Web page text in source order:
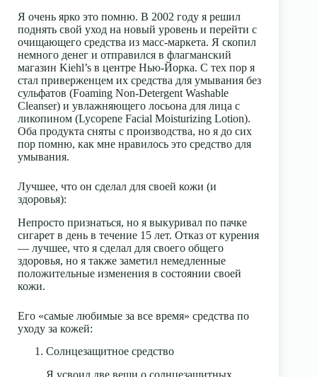
Я очень ярко это помню. В 2002 году я решил
поднять свой уход на новый уровень и перейти с
очищающего средства из масс-маркета. Я скопил
немного денег и отправился в флагманский
магазин Kiehl’s в центре Нью-Йорка. С тех пор я
стал приверженцем их средства для умывания без
сульфатов (Foaming Non-Detergent Washable
Cleanser) и увлажняющего лосьона для лица с
ликопином (Lycopene Facial Moisturizing Lotion).
Оба продукта сняты с производства, но я до сих
пор помню, как мне нравилось это средство для
умывания.
Лучшее, что он сделал для своей кожи (и
здоровья):
Непросто признаться, но я выкуривал по пачке
сигарет в день в течение 15 лет. Отказ от курения
— лучшее, что я сделал для своего общего
здоровья, но я также заметил немедленные
положительные изменения в состоянии своей
кожи.
Его «самые любимые за все время» средства по
уходу за кожей:
Солнцезащитное средство